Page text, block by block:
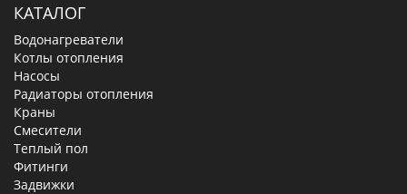
КАТАЛОГ
Водонагреватели
Котлы отопления
Насосы
Радиаторы отопления
Краны
Смесители
Теплый пол
Фитинги
Задвижки